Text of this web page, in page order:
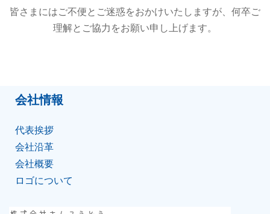
皆さまにはご不便とご迷惑をおかけいたしますが、何卒ご
理解とご協力をお願い申し上げます。
会社情報
代表挨拶
会社沿⾰
会社概要
ロゴについて